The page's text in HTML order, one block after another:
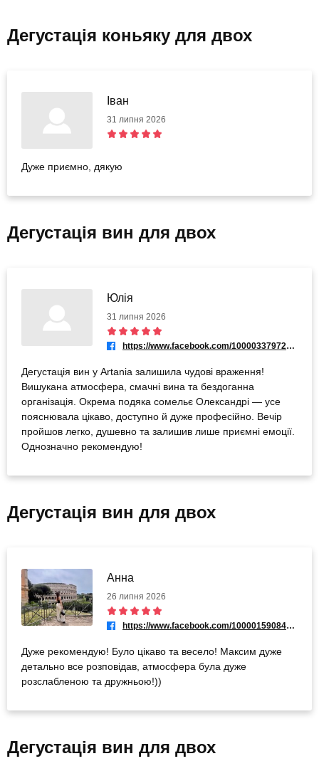
Дегустація коньяку для двох
Іван
31 липня 2026
Дуже приємно, дякую
Дегустація вин для двох
Юлія
31 липня 2026
https://www.facebook.com/100003379728908
Дегустація вин у Artania залишила чудові враження!
Вишукана атмосфера, смачні вина та бездоганна
організація. Окрема подяка сомельє Олександрі — усе
пояснювала цікаво, доступно й дуже професійно. Вечір
пройшов легко, душевно та залишив лише приємні емоції.
Однозначно рекомендую!
Дегустація вин для двох
Анна
26 липня 2026
https://www.facebook.com/100001590847785
Дуже рекомендую! Було цікаво та весело! Максим дуже
детально все розповідав, атмосфера була дуже
розслабленою та дружньою!))
Дегустація вин для двох